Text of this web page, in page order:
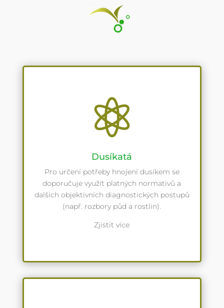

Dusíkatá
Pro určení potřeby hnojení dusíkem se
doporučuje využít platných normativů a
dalších objektivních diagnostických postupů
(např. rozbory půd a rostlin).
Zjistit více